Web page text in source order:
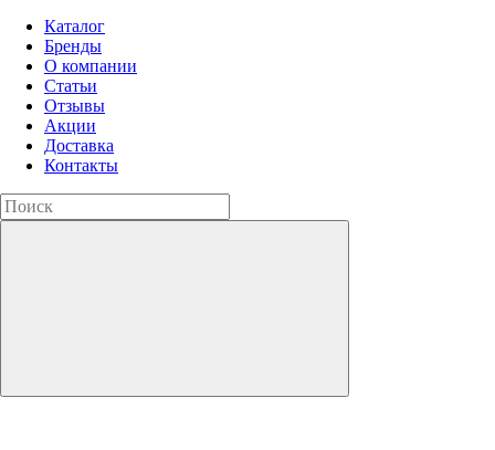
Каталог
Бренды
О компании
Статьи
Отзывы
Акции
Доставка
Контакты